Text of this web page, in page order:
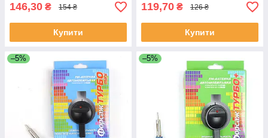
146,30 ₴ 154 ₴
Купити
119,70 ₴ 126 ₴
Купити
–5% –5%